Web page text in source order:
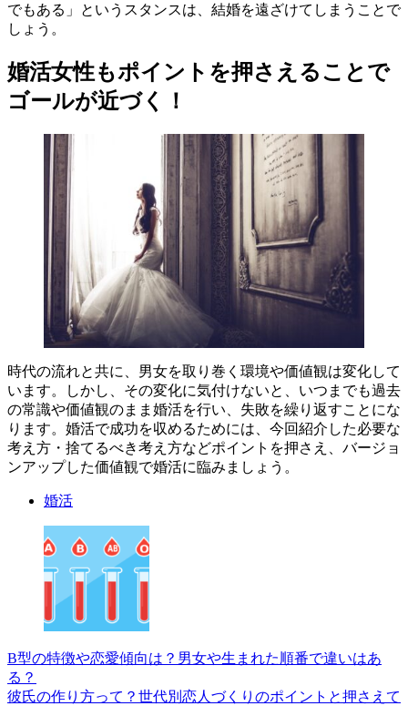
でもある」というスタンスは、結婚を遠ざけてしまうことで
しょう。
婚活女性もポイントを押さえることで
ゴールが近づく！
時代の流れと共に、男女を取り巻く環境や価値観は変化して
います。しかし、その変化に気付けないと、いつまでも過去
の常識や価値観のまま婚活を行い、失敗を繰り返すことにな
ります。婚活で成功を収めるためには、今回紹介した必要な
考え方・捨てるべき考え方などポイントを押さえ、バージョ
ンアップした価値観で婚活に臨みましょう。
婚活
B型の特徴や恋愛傾向は？男女や生まれた順番で違いはあ
る？
彼氏の作り方って？世代別恋人づくりのポイントと押さえて